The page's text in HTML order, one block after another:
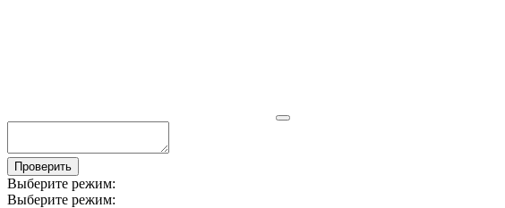
Проверить
Выберите режим:
Выберите режим: